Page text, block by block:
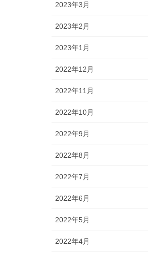
2023年3月
2023年2月
2023年1月
2022年12月
2022年11月
2022年10月
2022年9月
2022年8月
2022年7月
2022年6月
2022年5月
2022年4月